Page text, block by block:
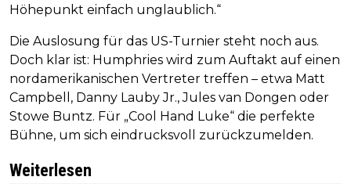
Höhepunkt einfach unglaublich.“
Die Auslosung für das US-Turnier steht noch aus.
Doch klar ist: Humphries wird zum Auftakt auf einen
nordamerikanischen Vertreter treffen – etwa Matt
Campbell, Danny Lauby Jr., Jules van Dongen oder
Stowe Buntz. Für „Cool Hand Luke“ die perfekte
Bühne, um sich eindrucksvoll zurückzumelden.
Weiterlesen